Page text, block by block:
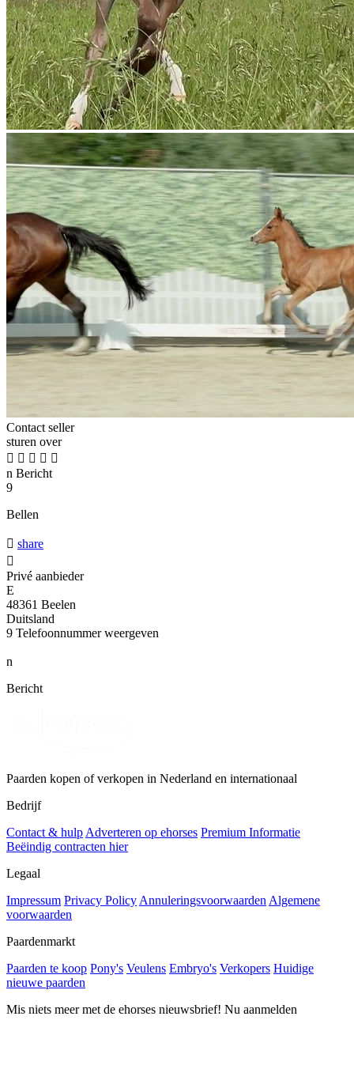
Contact seller
sturen over
    
n Bericht
9
Bellen
 share

Privé aanbieder
E
48361 Beelen
Duitsland
9 Telefoonnummer weergeven
n
Bericht
Paarden kopen of verkopen in Nederland en internationaal
Bedrijf
Contact & hulp Adverteren op ehorses Premium Informatie
Beëindig contracten hier
Legaal
Impressum Privacy Policy Annuleringsvoorwaarden Algemene
voorwaarden
Paardenmarkt
Paarden te koop Pony's Veulens Embryo's Verkopers Huidige
nieuwe paarden
Mis niets meer met de ehorses nieuwsbrief! Nu aanmelden